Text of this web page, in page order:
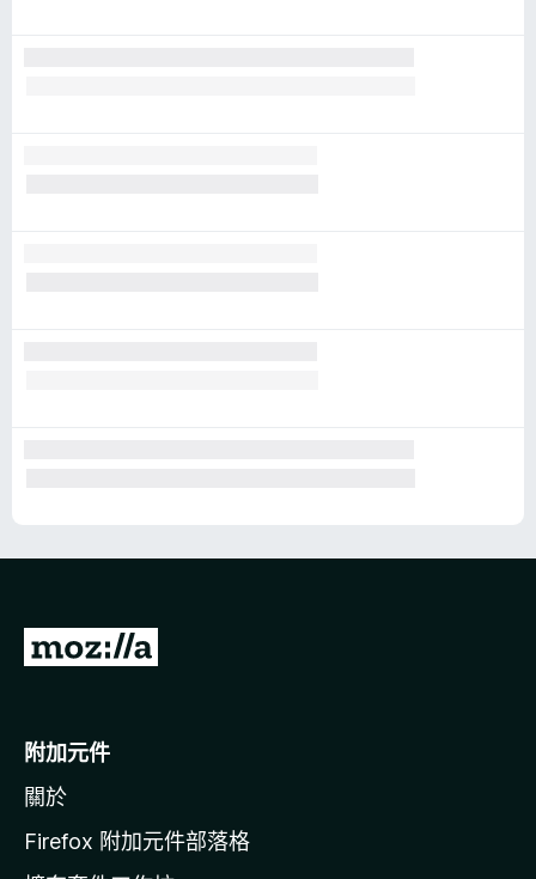
前
o
i
l
附加元件
關於
Firefox 附加元件部落格